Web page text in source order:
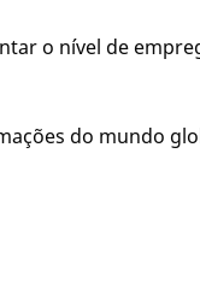
o nível de
do mundo